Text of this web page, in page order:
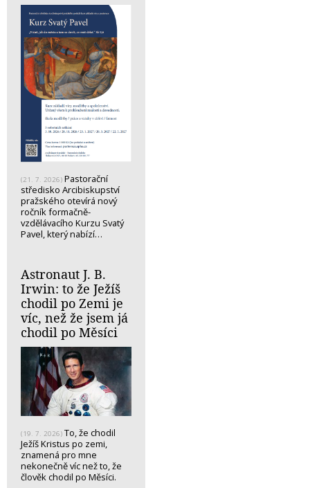
(21. 7. 2026) Pastorační
středisko Arcibiskupství
pražského otevírá nový
ročník formačně-
vzdělávacího Kurzu Svatý
Pavel, který nabízí…
Astronaut J. B.
Irwin: to že Ježíš
chodil po Zemi je
víc, než že jsem já
chodil po Měsíci
(19. 7. 2026) To, že chodil
Ježíš Kristus po zemi,
znamená pro mne
nekonečně víc než to, že
člověk chodil po Měsíci.